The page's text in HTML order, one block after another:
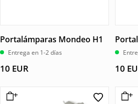
Portalámparas Mondeo H1
Entrega en 1-2 días
10 EUR 10